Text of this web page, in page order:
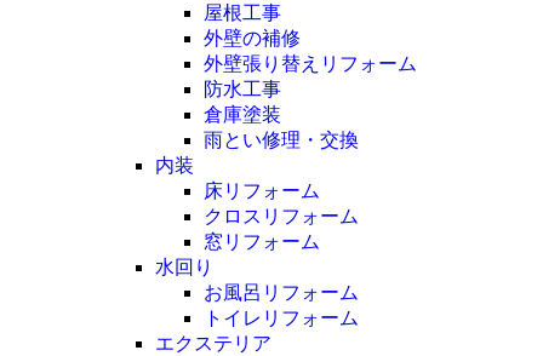
屋根工事
外壁の補修
外壁張り替えリフォーム
防水工事
倉庫塗装
雨とい修理・交換
内装
床リフォーム
クロスリフォーム
窓リフォーム
水回り
お風呂リフォーム
トイレリフォーム
エクステリア